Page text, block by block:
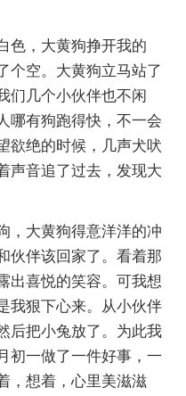
，大黄狗挣开我的
个空。大黄狗立马站了
们几个小伙伴也不闲
哪有狗跑得快，不一会
欲绝的时候，几声犬吠
声音追了过去，发现大
大黄狗得意洋洋的冲
伙伴该回家了。看着那
出喜悦的笑容。可我想
我狠下心来。从小伙伴
后把小兔放了。为此我
初一做了一件好事，一
，想着，心里美滋滋